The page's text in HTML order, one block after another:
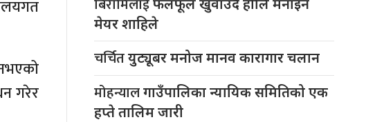
गरेर
मेयर शाहिले
चर्चितयुट्यूबर मनोज मानव कारागार चलान
मोहन्यालगाउँपालिका न्यायिक समितिको एक
हप्ते तालिम जारी